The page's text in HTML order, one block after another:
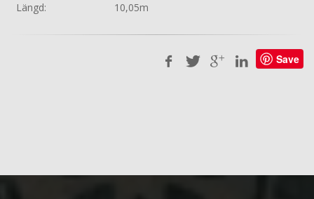
Längd:
10,05m
Save